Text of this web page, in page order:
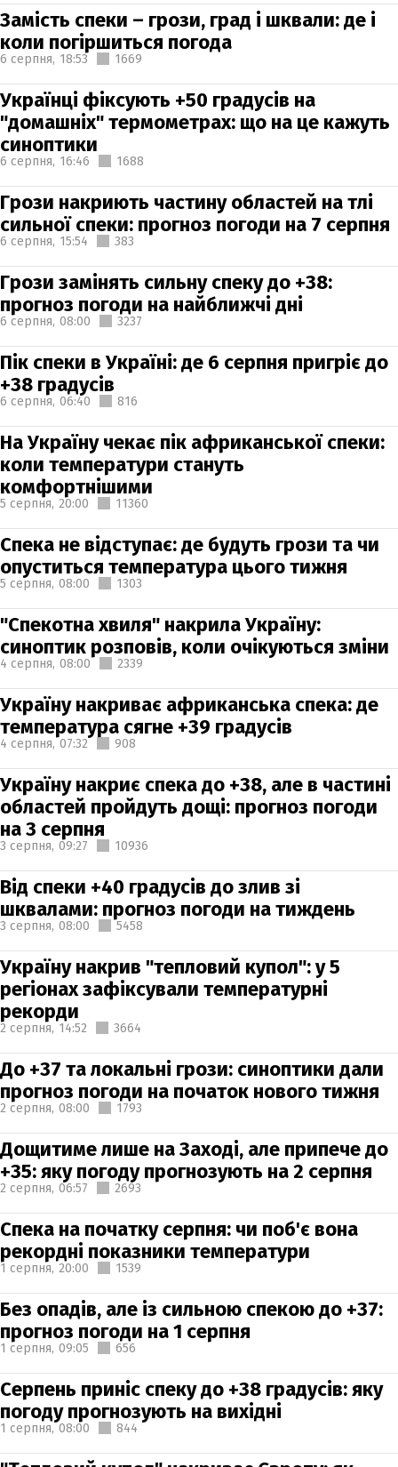
Замість спеки – грози, град і шквали: де і
коли погіршиться погода
6 серпня, 18:53 1669
Українці фіксують +50 градусів на
"домашніх" термометрах: що на це кажуть
синоптики
6 серпня, 16:46 1688
Грози накриють частину областей на тлі
сильної спеки: прогноз погоди на 7 серпня
6 серпня, 15:54 383
Грози замінять сильну спеку до +38:
прогноз погоди на найближчі дні
6 серпня, 08:00 3237
Пік спеки в Україні: де 6 серпня пригріє до
+38 градусів
6 серпня, 06:40 816
На Україну чекає пік африканської спеки:
коли температури стануть
комфортнішими
5 серпня, 20:00 11360
Спека не відступає: де будуть грози та чи
опуститься температура цього тижня
5 серпня, 08:00 1303
"Спекотна хвиля" накрила Україну:
синоптик розповів, коли очікуються зміни
4 серпня, 08:00 2339
Україну накриває африканська спека: де
температура сягне +39 градусів
4 серпня, 07:32 908
Україну накриє спека до +38, але в частині
областей пройдуть дощі: прогноз погоди
на 3 серпня
3 серпня, 09:27 10936
Від спеки +40 градусів до злив зі
шквалами: прогноз погоди на тиждень
3 серпня, 08:00 5458
Україну накрив "тепловий купол": у 5
регіонах зафіксували температурні
рекорди
2 серпня, 14:52 3664
До +37 та локальні грози: синоптики дали
прогноз погоди на початок нового тижня
2 серпня, 08:00 1793
Дощитиме лише на Заході, але припече до
+35: яку погоду прогнозують на 2 серпня
2 серпня, 06:57 2693
Спека на початку серпня: чи поб'є вона
рекордні показники температури
1 серпня, 20:00 1539
Без опадів, але із сильною спекою до +37:
прогноз погоди на 1 серпня
1 серпня, 09:05 656
Серпень приніс спеку до +38 градусів: яку
погоду прогнозують на вихідні
1 серпня, 08:00 844